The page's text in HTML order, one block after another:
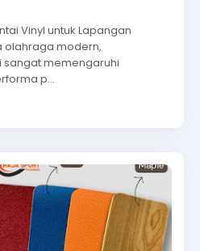
Vinyl untuk Lapangan
olahraga modern,
sangat memengaruhi
p…